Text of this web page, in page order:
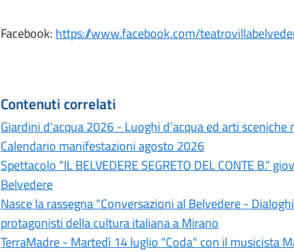
Facebook: https://www.facebook.com/
Contenuti correlati
Giardini d'acqua 2026 - Luoghi d’acqua ed arti sceniche
Calendario manifestazioni agosto 2026
Spettacolo “IL BELVEDERE SEGRETO DEL CONTE B.”
Belvedere
Nasce la rassegna "Conversazioni al Belvedere -
protagonisti della cultura italiana a Mirano
TerraMadre - Martedì 14 luglio "Coda" con il musicista